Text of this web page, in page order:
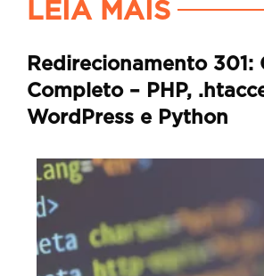
LEIA MAIS
Redirecionamento 301:
Completo – PHP,
WordPress e Python